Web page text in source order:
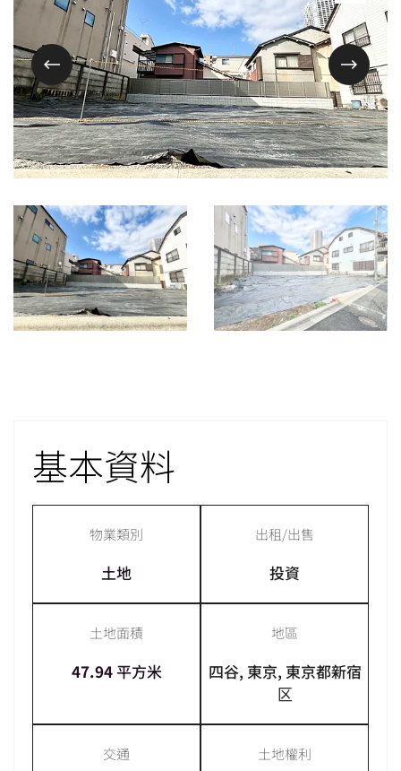
基本資料
物業類別
土地
出租/出售
投資
土地面積
47.94平方米
地區
四谷, 東京, 東京都新宿
区
交通 土地權利